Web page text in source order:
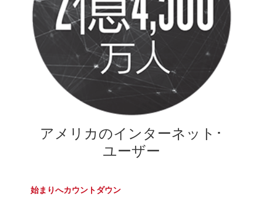
アメリカのインターネット･
ユーザー
始まりへカウントダウン